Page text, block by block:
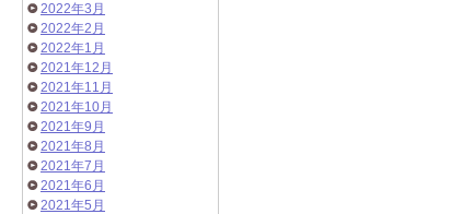
2022年3月
2022年2月
2022年1月
2021年12月
2021年11月
2021年10月
2021年9月
2021年8月
2021年7月
2021年6月
2021年5月